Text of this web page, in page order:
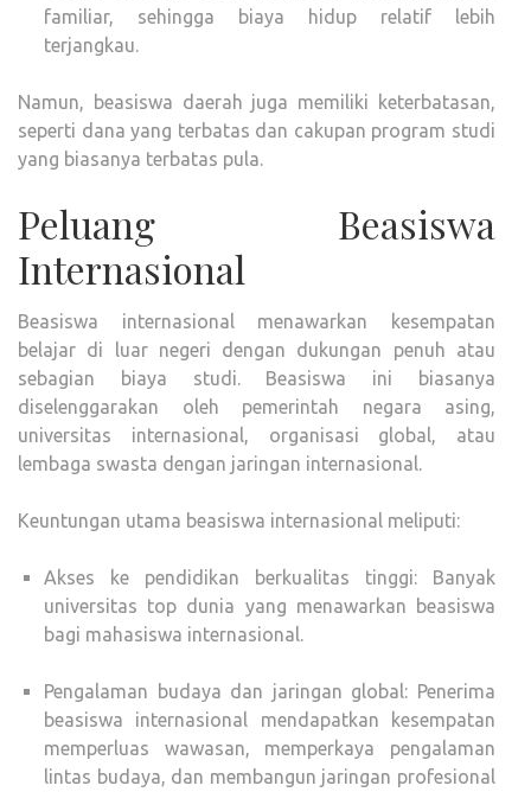
familiar, sehingga biaya hidup relatif lebih
terjangkau.
Namun, beasiswa daerah juga memiliki keterbatasan,
seperti dana yang terbatas dan cakupan program studi
yang biasanya terbatas pula.
Peluang Beasiswa
Internasional
Beasiswa internasional menawarkan kesempatan
belajar di luar negeri dengan dukungan penuh atau
sebagian biaya studi. Beasiswa ini biasanya
diselenggarakan oleh pemerintah negara asing,
universitas internasional, organisasi global, atau
lembaga swasta dengan jaringan internasional.
Keuntungan utama beasiswa internasional meliputi:
Akses ke pendidikan berkualitas tinggi: Banyak
universitas top dunia yang menawarkan beasiswa
bagi mahasiswa internasional.
Pengalaman budaya dan jaringan global: Penerima
beasiswa internasional mendapatkan kesempatan
memperluas wawasan, memperkaya pengalaman
lintas budaya, dan membangun jaringan profesional